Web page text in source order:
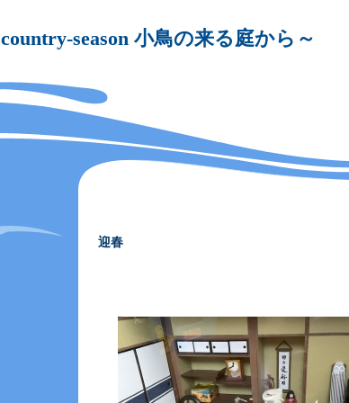
country-season 小鳥の来る庭から～
迎春